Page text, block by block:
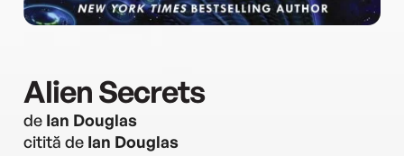
Alien Secrets
de Ian Douglas
citită de Ian Douglas